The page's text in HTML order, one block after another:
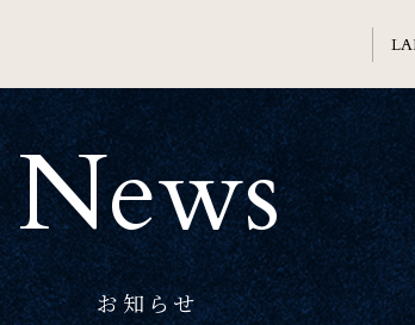
Welcome
ホテル日航熊本のご案内
Banquet
会議・ご宴会
News
お知らせ